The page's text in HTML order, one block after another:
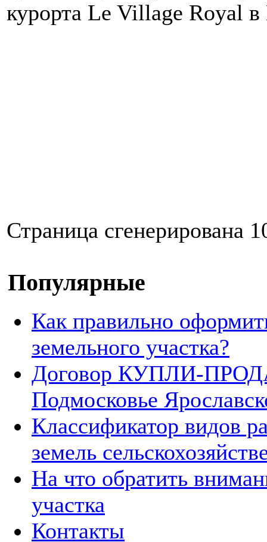
курорта Le Village Royal
Страница сгенерирована
Популярные
Как правильно
земельного участка?
Договор КУПЛИ-
Подмосковье
Классификатор видов
земель
На что обратить
участка
Контакты